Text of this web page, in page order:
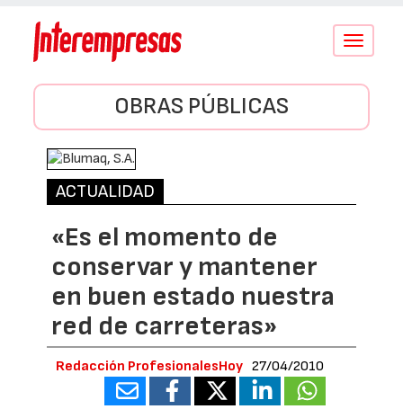
Conmutar
OBRAS PÚBLICAS
ACTUALIDAD
«Es el momento de
conservar y mantener
en buen estado nuestra
red de carreteras»
Redacción ProfesionalesHoy 27/04/2010